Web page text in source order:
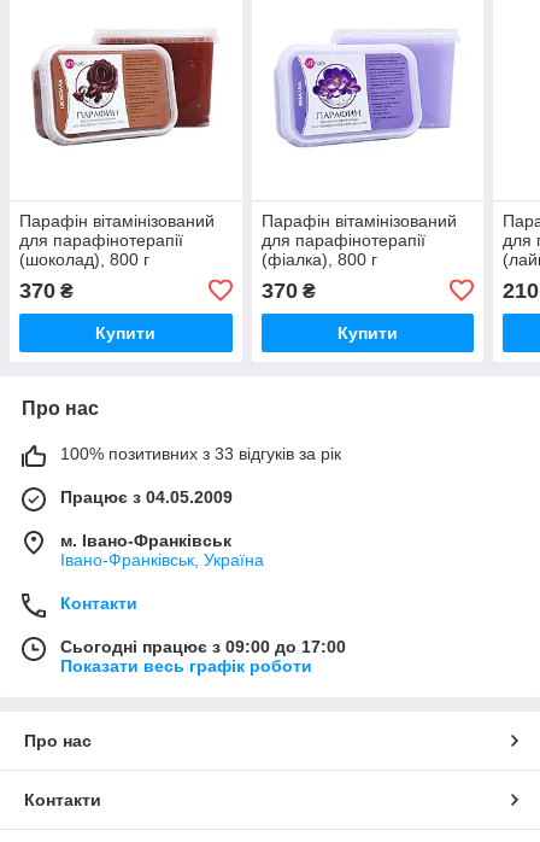
Парафін вітамінізований
для парафінотерапії
(шоколад), 800 г
370 ₴
Купити
Парафін вітамінізований
для парафінотерапії
(фіалка), 800 г
370₴
Купити
для
210
Про нас
100% позитивних з 33 відгуків за рік
Працює з 04.05.2009
м. Івано-Франківськ
Івано-Франківськ, Україна
Контакти
Сьогодні працює з 09:00 до 17:00
Показати весь графік роботи
Про нас
Контакти